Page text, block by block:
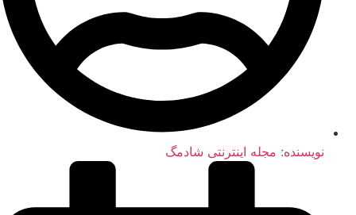
نویسنده: مجله اینترنتی شادمگ